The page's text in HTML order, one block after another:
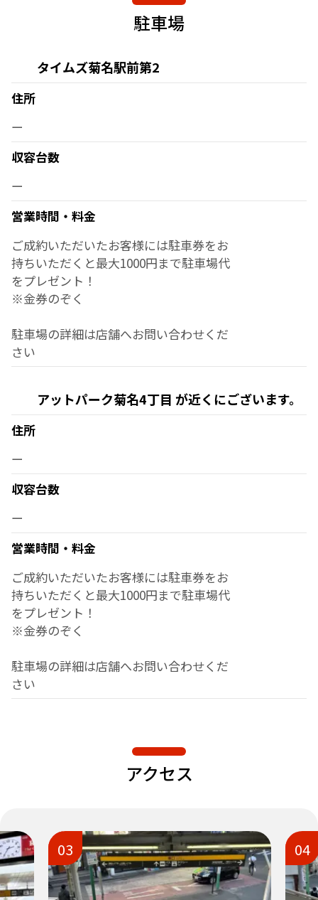
駐車場
タイムズ菊名駅前第2
住所
ー
収容台数
ー
営業時間・料金
ご成約いただいたお客様には駐車券をお
持ちいただくと最大1000円まで駐車場代
をプレゼント！
※金券のぞく
駐車場の詳細は店舗へお問い合わせくだ
さい
アットパーク菊名4丁目 が近くにございます。
住所
ー
収容台数
ー
営業時間・料金
ご成約いただいたお客様には駐車券をお
持ちいただくと最大1000円まで駐車場代
をプレゼント！
※金券のぞく
駐車場の詳細は店舗へお問い合わせくだ
さい
アクセス
03 04